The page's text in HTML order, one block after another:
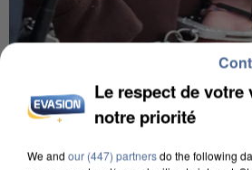
Le respect de votre
notre priorité
We and our (447) partnersdo the following